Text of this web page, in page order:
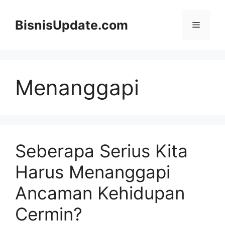
BisnisUpdate.com Menu
Menanggapi
Seberapa Serius Kita
Harus Menanggapi
Ancaman Kehidupan
Cermin?